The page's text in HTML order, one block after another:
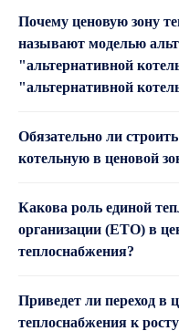
Почему ценовую зону
называют моделью
"альтернативной
"альтернативной
Обязательно ли
котельную в ценовой
Какова роль единой
организации (ЕТО) в
теплоснабжения?
Приведет ли переход в
теплоснабжения к